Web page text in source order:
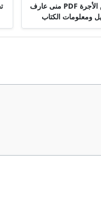
تحميل كتاب خالص الأجرة PDF منى عارف
ومعلومات الكتاب